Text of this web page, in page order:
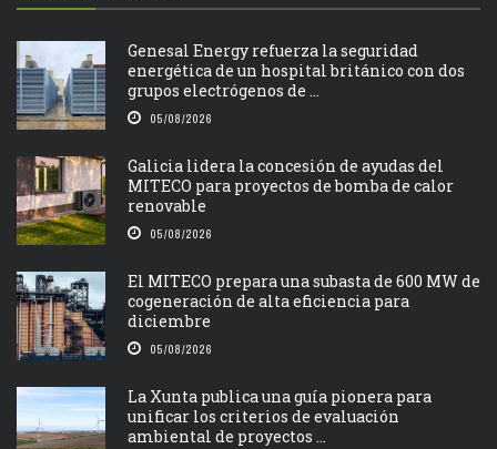
Genesal Energy refuerza la seguridad
energética de un hospital británico con dos
grupos electrógenos de ...
05/08/2026
Galicia lidera la concesión de ayudas del
MITECO para proyectos de bomba de calor
renovable
05/08/2026
El MITECO prepara una subasta de 600 MW de
cogeneración de alta eficiencia para
diciembre
05/08/2026
La Xunta publica una guía pionera para
unificar los criterios de evaluación
ambiental de proyectos ...